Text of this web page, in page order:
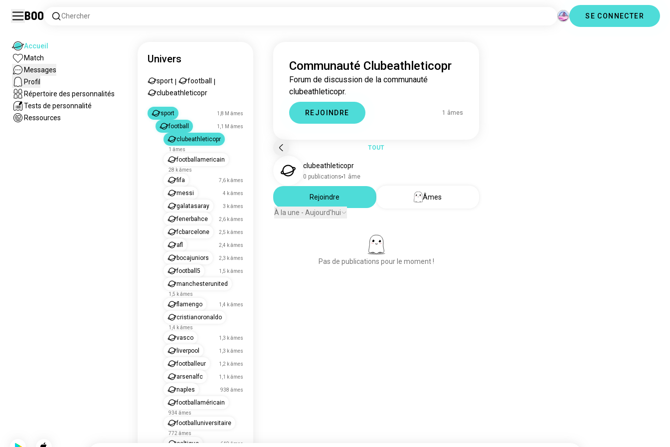
Boo Chercher SE CONNECTER
Accueil
Match
Messages
Profil
Répertoire des personnalités
Tests de personnalité
Ressources
Univers
sport football
clubeathleticopr
sport 1,8 M âmes
football 1,1 M âmes
clubeathleticopr
1 âmes
footballamericain
28 k âmes
fifa 7,6 k âmes
messi 4 k âmes
galatasaray 3 k âmes
fenerbahce 2,6 k âmes
fcbarcelone 2,5 k âmes
afl 2,4 k âmes
bocajuniors 2,3 k âmes
football5 1,5 k âmes
manchesterunited
1,5 k âmes
flamengo 1,4 k âmes
cristianoronaldo
1,4 k âmes
vasco 1,3 k âmes
liverpool 1,3 k âmes
footballeur 1,2 k âmes
arsenalfc 1,1 k âmes
naples 938 âmes
footballaméricain
934 âmes
footballuniversitaire
772 âmes
celtique 649 âmes
Communauté Clubeathleticopr
Forum de discussion de la communauté
clubeathleticopr.
REJOINDRE 1 âmes
TOUT
clubeathleticopr
0 publications 1 âme
Rejoindre
Âmes
À la une - Aujourd'hui
Pas de publications pour le moment !